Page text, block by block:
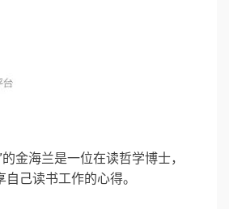
金海兰是一位在读哲学博士，
己读书工作的心得。